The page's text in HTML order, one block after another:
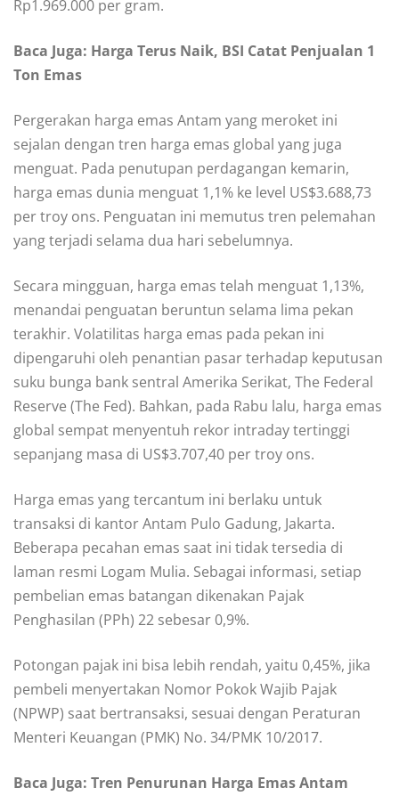
Rp1.969.000 per gram.
Baca Juga: Harga Terus Naik, BSI Catat Penjualan 1
Ton Emas
Pergerakan harga emas Antam yang meroket ini
sejalan dengan tren harga emas global yang juga
menguat. Pada penutupan perdagangan kemarin,
harga emas dunia menguat 1,1% ke level US$3.688,73
per troy ons. Penguatan ini memutus tren pelemahan
yang terjadi selama dua hari sebelumnya.
Secara mingguan, harga emas telah menguat 1,13%,
menandai penguatan beruntun selama lima pekan
terakhir. Volatilitas harga emas pada pekan ini
dipengaruhi oleh penantian pasar terhadap keputusan
suku bunga bank sentral Amerika Serikat, The Federal
Reserve (The Fed). Bahkan, pada Rabu lalu, harga emas
global sempat menyentuh rekor intraday tertinggi
sepanjang masa di US$3.707,40 per troy ons.
Harga emas yang tercantum ini berlaku untuk
transaksi di kantor Antam Pulo Gadung, Jakarta.
Beberapa pecahan emas saat ini tidak tersedia di
laman resmi Logam Mulia. Sebagai informasi, setiap
pembelian emas batangan dikenakan Pajak
Penghasilan (PPh) 22 sebesar 0,9%.
Potongan pajak ini bisa lebih rendah, yaitu 0,45%, jika
pembeli menyertakan Nomor Pokok Wajib Pajak
(NPWP) saat bertransaksi, sesuai dengan Peraturan
Menteri Keuangan (PMK) No. 34/PMK 10/2017.
Baca Juga: Tren Penurunan Harga Emas Antam